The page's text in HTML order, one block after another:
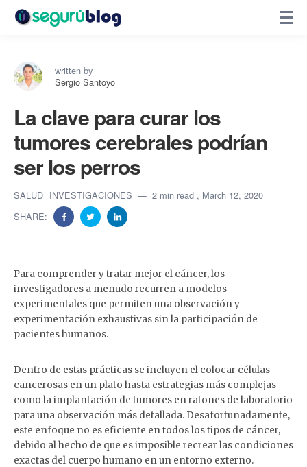
written by
Sergio Santoyo
La clave para curar los
tumores cerebrales podrían
ser los perros
SALUD INVESTIGACIONES 2 min read , March 12, 2020
SHARE:
Para comprender y tratar mejor el cáncer, los
investigadores a menudo recurren a modelos
experimentales que permiten una observación y
experimentación exhaustivas sin la participación de
pacientes humanos.
Dentro de estas prácticas se incluyen el colocar células
cancerosas en un plato hasta estrategias más complejas
como la implantación de tumores en ratones de laboratorio
para una observación más detallada. Desafortunadamente,
este enfoque no es eficiente en todos los tipos de cáncer,
debido al hecho de que es imposible recrear las condiciones
exactas del cuerpo humano en un entorno externo.